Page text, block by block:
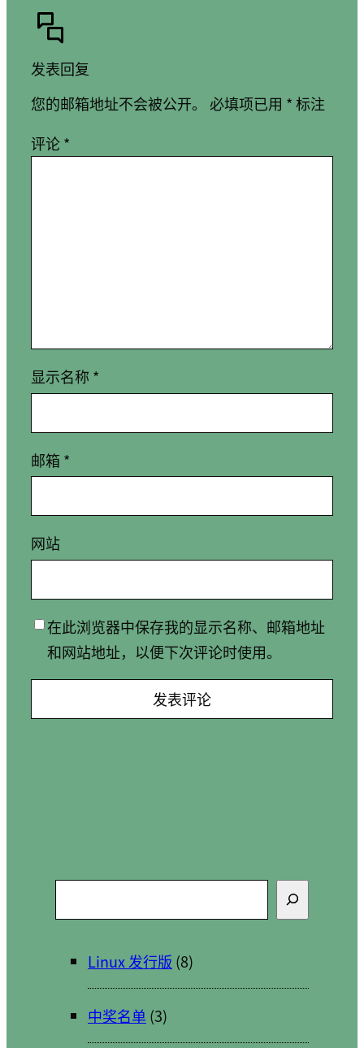
发表回复
您的邮箱地址不会被公开。
必填项已用 *标注
评论*
显示名称 *
邮箱 *
网站
在此浏览器中保存我的显示名称、邮箱地址
和网站地址，以便下次评论时使用。
索
Linux 发行版 (8)
中奖名单 (3)